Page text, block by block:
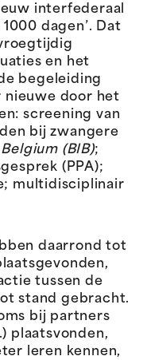
interfederaal
dagen’. Dat
en het
begeleiding
nieuwe door het
screening van
bij zwangere
(BIB);
(PPA);
multidisciplinair
daarrond tot
tussen de
stand gebracht.
bij partners
plaatsvonden,
leren kennen,